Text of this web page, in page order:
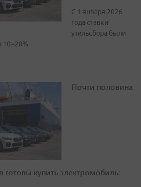
С 1 января 2026
года ставки
утильсбора были
10–20%
Почти половина
готовы купить электромобиль: